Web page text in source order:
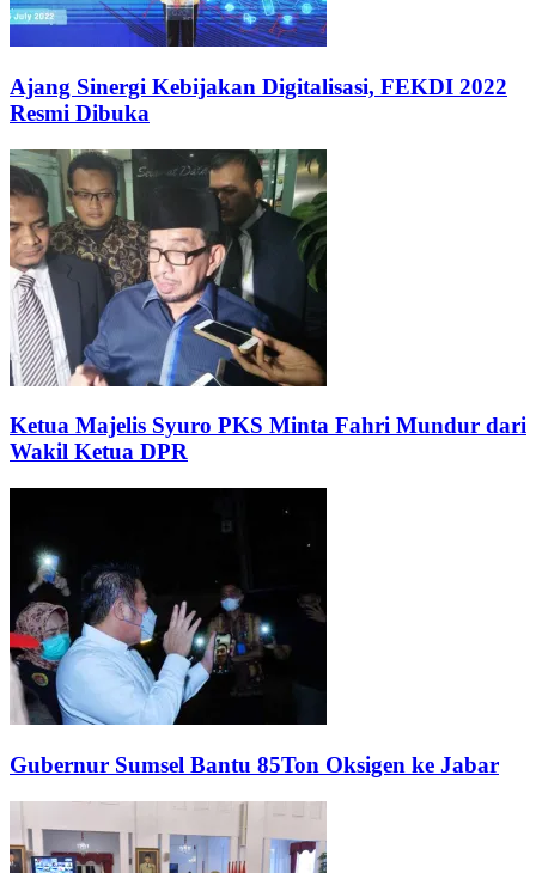
Ajang Sinergi Kebijakan Digitalisasi, FEKDI 2022
Resmi Dibuka
Ketua Majelis Syuro PKS Minta Fahri Mundur dari
Wakil Ketua DPR
Gubernur Sumsel Bantu 85Ton Oksigen ke Jabar